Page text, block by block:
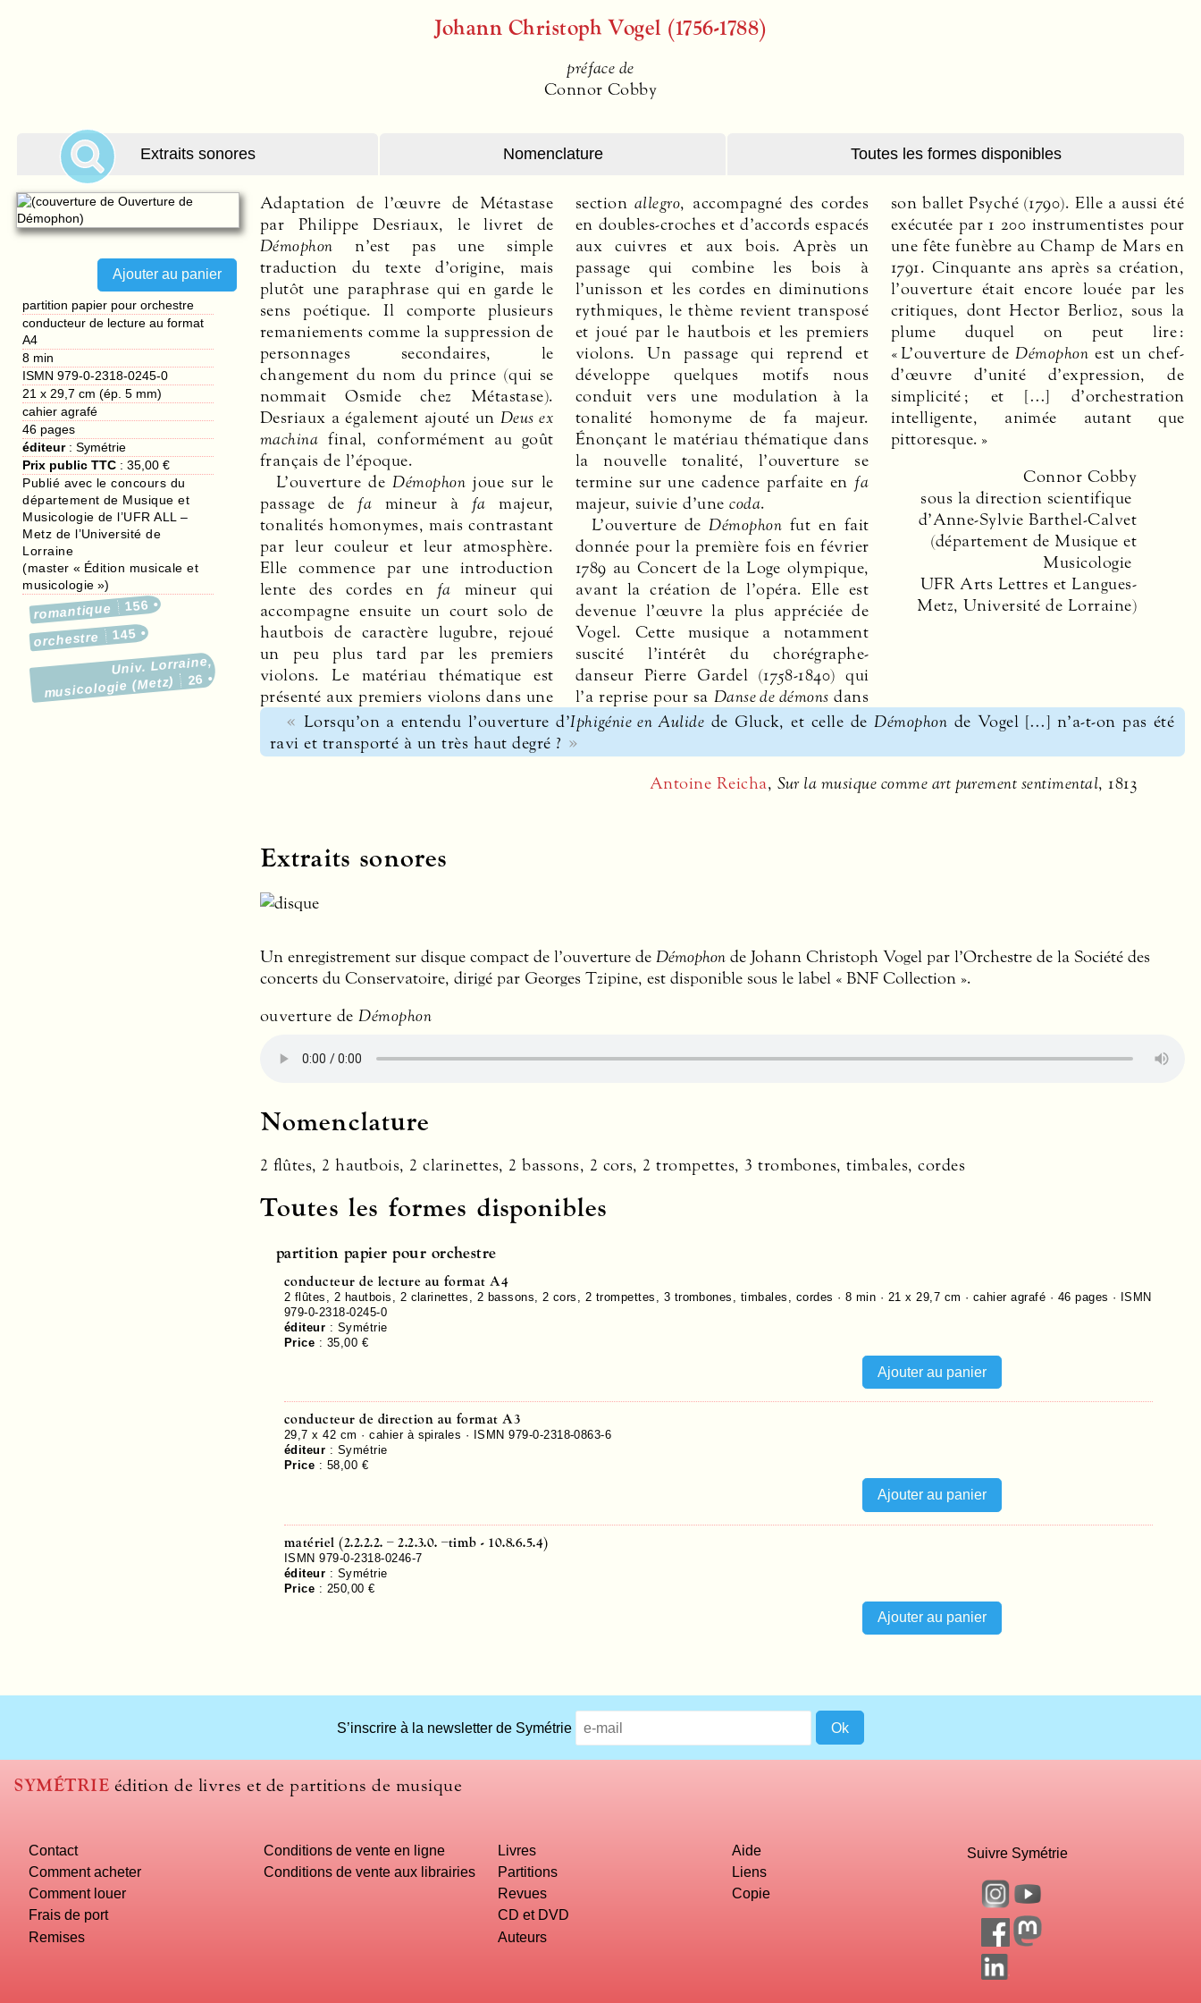
Johann Christoph Vogel (1756-1788)
préface de
Connor Cobby
Extraits sonores Nomenclature Toutes les formes disponibles
partition papier pour orchestre
conducteur de lecture au format
A4
8 min
ISMN 979-0-2318-0245-0
21 x 29,7 cm (ép. 5 mm)
cahier agrafé
46 pages
éditeur:Symétrie
Prix public TTC :35,00 €
Publié avec le concours du
département de Musique et
Musicologie de l’UFRALL –
Metz de l’Université de
Lorraine
(master « Édition musicale et
musicologie »)
romantique 156
orchestre 145
Univ. Lorraine,
musicologie (Metz) 26
Adaptation de l’œuvre de Métastase
par Philippe Desriaux, le livret de
Démophon n’est pas une simple
traduction du texte d’origine, mais
plutôt une paraphrase qui en garde le
sens poétique. Il comporte plusieurs
remaniements comme la suppression de
personnages secondaires, le
changement du nom du prince (qui se
nommait Osmide chez Métastase).
Desriaux a également ajouté un Deus ex
machina final, conformément au goût
français de l’époque.
L’ouverture deDémophon joue sur le
passage de fa mineur à fa majeur,
tonalités homonymes, mais contrastant
par leur couleur et leur atmosphère.
Elle commence par une introduction
lente des cordes en fa mineur qui
accompagne ensuite un court solo de
hautbois de caractère lugubre, rejoué
un peu plus tard par les premiers
violons. Le matériau thématique est
présenté aux premiers violons dans une
section allegro, accompagné des cordes
en doubles-croches et d’accords espacés
aux cuivres et aux bois. Après un
passage qui combine les bois à
l’unisson et les cordes en diminutions
rythmiques, le thème revient transposé
et joué par le hautbois et les premiers
violons. Un passage qui reprend et
développe quelques motifs nous
conduit vers une modulation à la
tonalité homonyme de fa majeur.
Énonçant le matériau thématique dans
la nouvelle tonalité, l’ouverture se
termine sur une cadence parfaite en fa
majeur, suivie d’unecoda.
L’ouverture deDémophon fut en fait
donnée pour la première fois en février
1789 au Concert de la Loge olympique,
avant la création de l’opéra. Elle est
devenue l’œuvre la plus appréciée de
Vogel. Cette musique a notamment
suscité l’intérêt du chorégraphe-
danseur Pierre Gardel (1758-1840) qui
l’a reprise pour sa Danse de démons dans
son ballet Psyché (1790). Elle a aussi été
exécutée par 1 200 instrumentistes pour
une fête funèbre au Champ de Mars en
1791. Cinquante ans après sa création,
l’ouverture était encore louée par les
critiques, dont Hector Berlioz, sous la
plume duquel on peut lire :
« L’ouverture deDémophonest un chef-
d’œuvre d’unité d’expression, de
simplicité ; et […] d’orchestration
intelligente, animée autant que
pittoresque. »
Connor Cobby
sous la direction scientifique
d’Anne-Sylvie Barthel-Calvet
(département de Musique et
Musicologie
UFR Arts Lettres et Langues-
Metz, Université de Lorraine)
Lorsqu’on a entendu l’ouverture d’Iphigénie en Aulide de Gluck, et celle deDémophon de Vogel […] n’a-t-on pas été
ravi et transporté à un très haut degré ?
Antoine Reicha, Sur la musique comme art purement sentimental, 1813
Extraits sonores
Un enregistrement sur disque compact de l’ouverture de Démophon de Johann Christoph Vogel par l’Orchestre de la Société des
concerts du Conservatoire, dirigé par Georges Tzipine, est disponible sous le label « BNF Collection ».
ouverture deDémophon
Nomenclature
2 flûtes, 2 hautbois, 2 clarinettes, 2 bassons, 2 cors, 2 trompettes, 3 trombones, timbales, cordes
Toutes les formes disponibles
partition papier pour orchestre
conducteur de lecture au format A4
2 flûtes, 2 hautbois, 2 clarinettes, 2 bassons, 2 cors, 2 trompettes, 3 trombones, timbales, cordes · 8 min · 21 x 29,7 cm · cahier agrafé · 46 pages ·
ISMN
979-0-2318-0245-0
éditeur : Symétrie
Price : 35,00 €
conducteur de direction au format A3
29,7 x 42 cm · cahier à spirales ·
ISMN 979-0-2318-0863-6
éditeur : Symétrie
Price : 58,00 €
matériel (2.2.2.2. – 2.2.3.0. –timb - 10.8.6.5.4)
ISMN 979-0-2318-0246-7
éditeur : Symétrie
Price : 250,00 €
S’inscrire à la newsletter de Symétrie
SYMÉTRIE édition de livres et de partitions de musique
Contact
Comment acheter
Comment louer
Frais de port
Remises
Conditions de vente en ligne
Conditions de vente aux librairies
Livres
Partitions
Revues
CD et DVD
Auteurs
Aide
Liens
Copie
Suivre Symétrie